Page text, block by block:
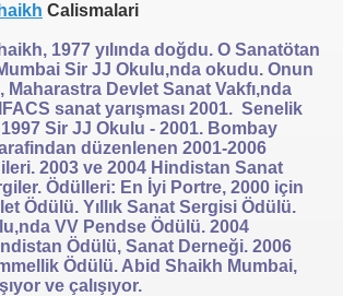
Calismalari
1977 yılında doğdu. O Sanatötan
Sir JJ Okulu,nda okudu. Onun
Maharastra Devlet Sanat Vakfı,nda
sanat yarışması 2001. Senelik
Sir JJ Okulu - 2001. Bombay
düzenlenen 2001-2006
2003 ve 2004 Hindistan Sanat
Ödülleri: En İyi Portre, 2000 için
Ödülü. Yıllık Sanat Sergisi Ödülü.
VV Pendse Ödülü. 2004
Ödülü, Sanat Derneği. 2006
Ödülü. Abid Shaikh Mumbai,
ve çalışıyor.